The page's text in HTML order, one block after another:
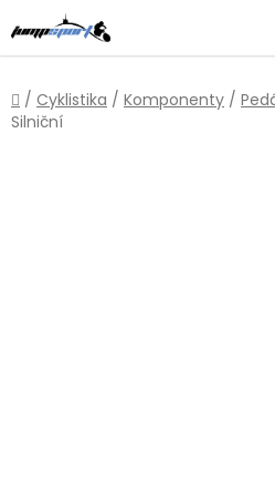
na
obsah
Domů
/ Cyklistika / Komponenty /
Silniční